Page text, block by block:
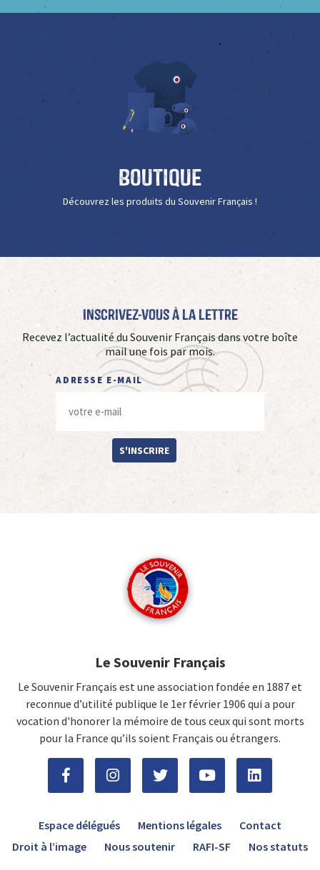
Boutique
Découvrez les produits du Souvenir Français !
Inscrivez-vous à La Lettre
Recevez l’actualité du Souvenir Français dans votre boîte
mail une fois par mois.
ADRESSE E-MAIL
S'INSCRIRE
Le Souvenir Français
Le Souvenir Français est une association fondée en 1887 et
reconnue d’utilité publique le 1er février 1906 qui a pour
vocation d'honorer la mémoire de tous ceux qui sont morts
pour la France qu’ils soient Français ou étrangers.
Espace délégués Mentions légales
Contact
Droit à l’image
Nous soutenir RAFI-SF Nos statuts